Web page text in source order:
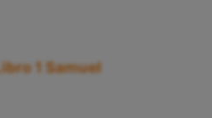
1 Samuel